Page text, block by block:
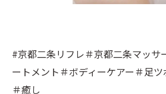
#京都二条リフレ＃京都二条マッサ
ートメント＃ボディーケアー＃足
＃癒し